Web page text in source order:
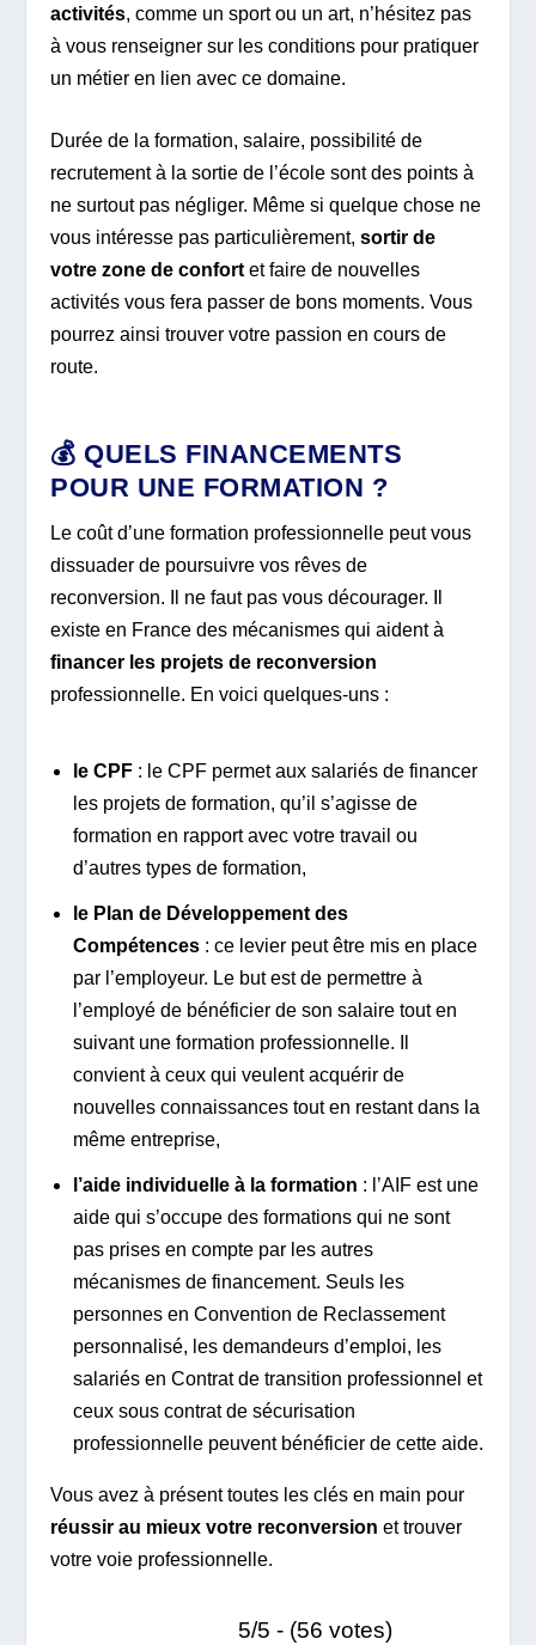
activités, comme un sport ou un art, n’hésitez pas
à vous renseigner sur les conditions pour pratiquer
un métier en lien avec ce domaine.
Durée de la formation, salaire, possibilité de
recrutement à la sortie de l’école sont des points à
ne surtout pas négliger. Même si quelque chose ne
vous intéresse pas particulièrement,sortir de
votre zone de confort et faire de nouvelles
activités vous fera passer de bons moments. Vous
pourrez ainsi trouver votre passion en cours de
route.
💰 QUELS FINANCEMENTS
POUR UNE FORMATION ?
Le coût d’une formation professionnelle peut vous
dissuader de poursuivre vos rêves de
reconversion. Il ne faut pas vous décourager. Il
existe en France des mécanismes qui aident à
financer les projets de reconversion
professionnelle. En voici quelques-uns :
le CPF: le CPF permet aux salariés de financer
les projets de formation, qu’il s’agisse de
formation en rapport avec votre travail ou
d’autres types de formation,
le Plan de Développement des
Compétences: ce levier peut être mis en place
par l’employeur. Le but est de permettre à
l’employé de bénéficier de son salaire tout en
suivant une formation professionnelle. Il
convient à ceux qui veulent acquérir de
nouvelles connaissances tout en restant dans la
même entreprise,
l’aide individuelle à la formation : l’AIF est une
aide qui s’occupe des formations qui ne sont
pas prises en compte par les autres
mécanismes de financement. Seuls les
personnes en Convention de Reclassement
personnalisé, les demandeurs d’emploi, les
salariés en Contrat de transition professionnel et
ceux sous contrat de sécurisation
professionnelle peuvent bénéficier de cette aide.
Vous avez à présent toutes les clés en main pour
réussir au mieux votre reconversion et trouver
votre voie professionnelle.
5/5 - (56 votes)